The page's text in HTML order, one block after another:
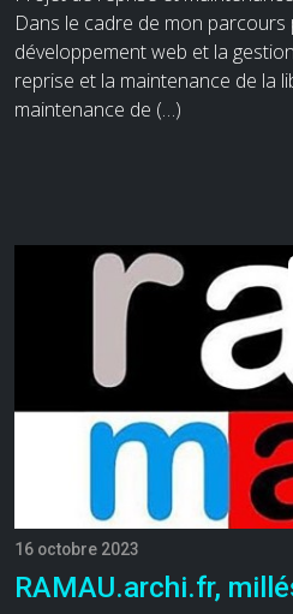
Dans le cadre de mon
développement web et la
reprise et la maintenance de la
maintenance de (…)
16 octobre 2023
RAMAU.archi.fr,